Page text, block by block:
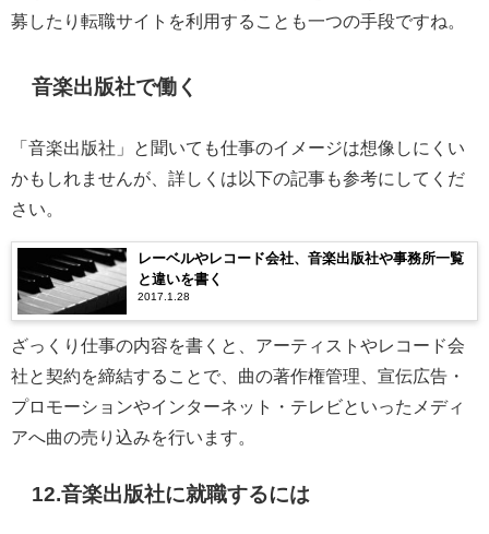
募したり転職サイトを利用することも一つの手段ですね。
音楽出版社で働く
「音楽出版社」と聞いても仕事のイメージは想像しにくい
かもしれませんが、詳しくは以下の記事も参考にしてくだ
さい。
レーベルやレコード会社、音楽出版社や事務所一覧
と違いを書く
2017.1.28
ざっくり仕事の内容を書くと、アーティストやレコード会
社と契約を締結することで、曲の著作権管理、宣伝広告・
プロモーションやインターネット・テレビといったメディ
アへ曲の売り込みを行います。
12.音楽出版社に就職するには